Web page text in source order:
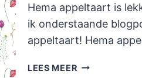
Hema appeltaart is
ik onderstaande
appeltaart! Hema
LEES MEERHEMA